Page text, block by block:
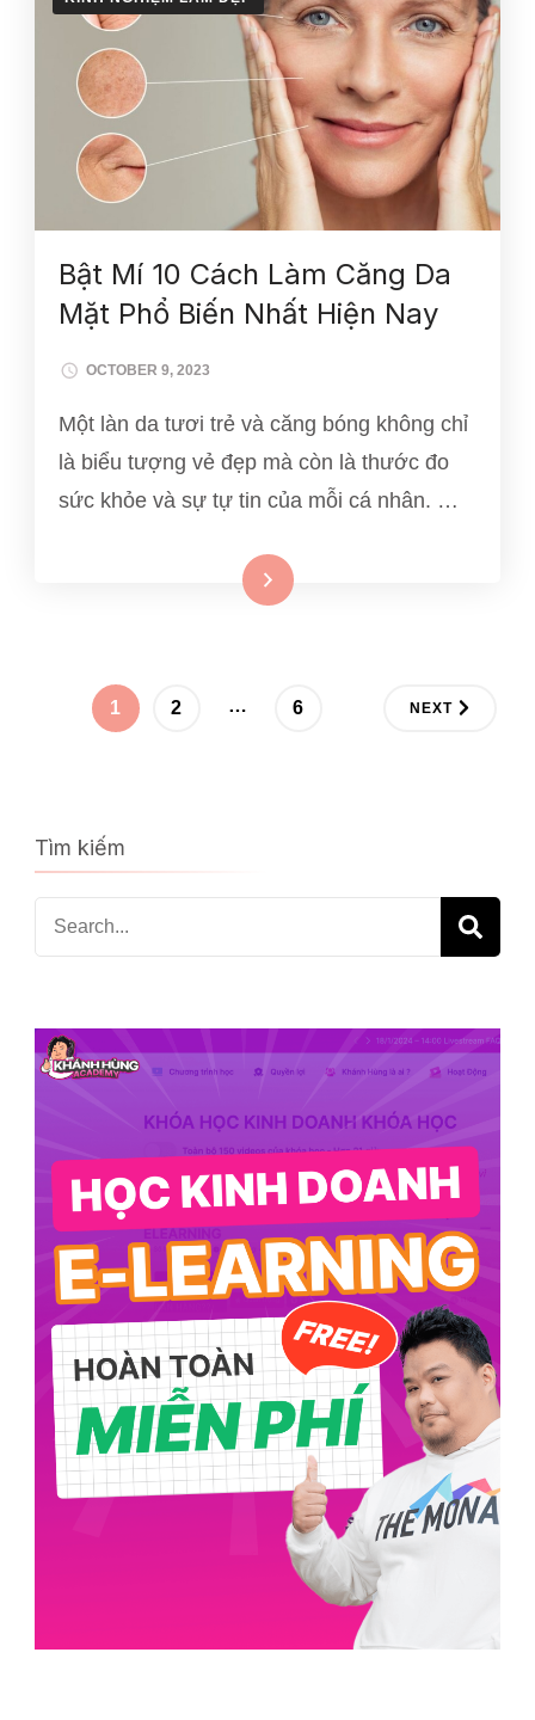
Bật Mí 10 Cách Làm Căng Da
Mặt Phổ Biến Nhất Hiện Nay
OCTOBER 9, 2023
Một làn da tươi trẻ và căng bóng không chỉ
là biểu tượng vẻ đẹp mà còn là thước đo
sức khỏe và sự tự tin của mỗi cá nhân. …
Xem thêm
Posts
PAGE
1 PAGE
2 … PAGE
6 NEXT
Tìm kiếm
Search
for: